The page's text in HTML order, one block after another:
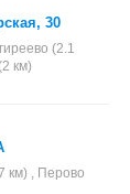
30
(2.1
км)
км) , Перово